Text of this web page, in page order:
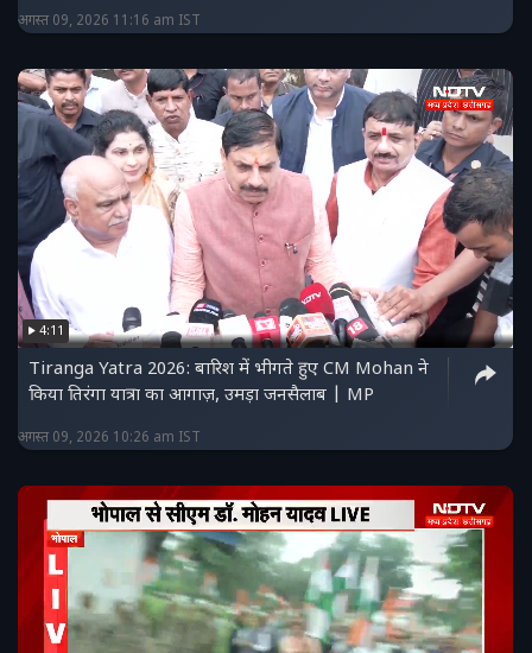
अगस्त 09, 2026 11:16 am IST
4:11
Tiranga Yatra 2026: बारिश में भीगते हुए CM Mohan ने
किया तिरंगा यात्रा का आगाज़, उमड़ा जनसैलाब | MP
अगस्त 09, 2026 10:26 am IST